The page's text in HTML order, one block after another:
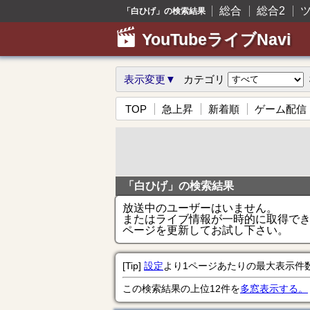
「白ひげ」の検索結果 総合 総合2
YouTubeライブNavi
表示変更▼ カテゴリ
TOP 急上昇 新着順 ゲーム配信
「白ひげ」の検索結果
放送中のユーザーはいません。
またはライブ情報が一時的に取得で
ページを更新してお試し下さい。
[Tip] 設定より1ページあたりの最大表示件
この検索結果の上位12件を多窓表示する。